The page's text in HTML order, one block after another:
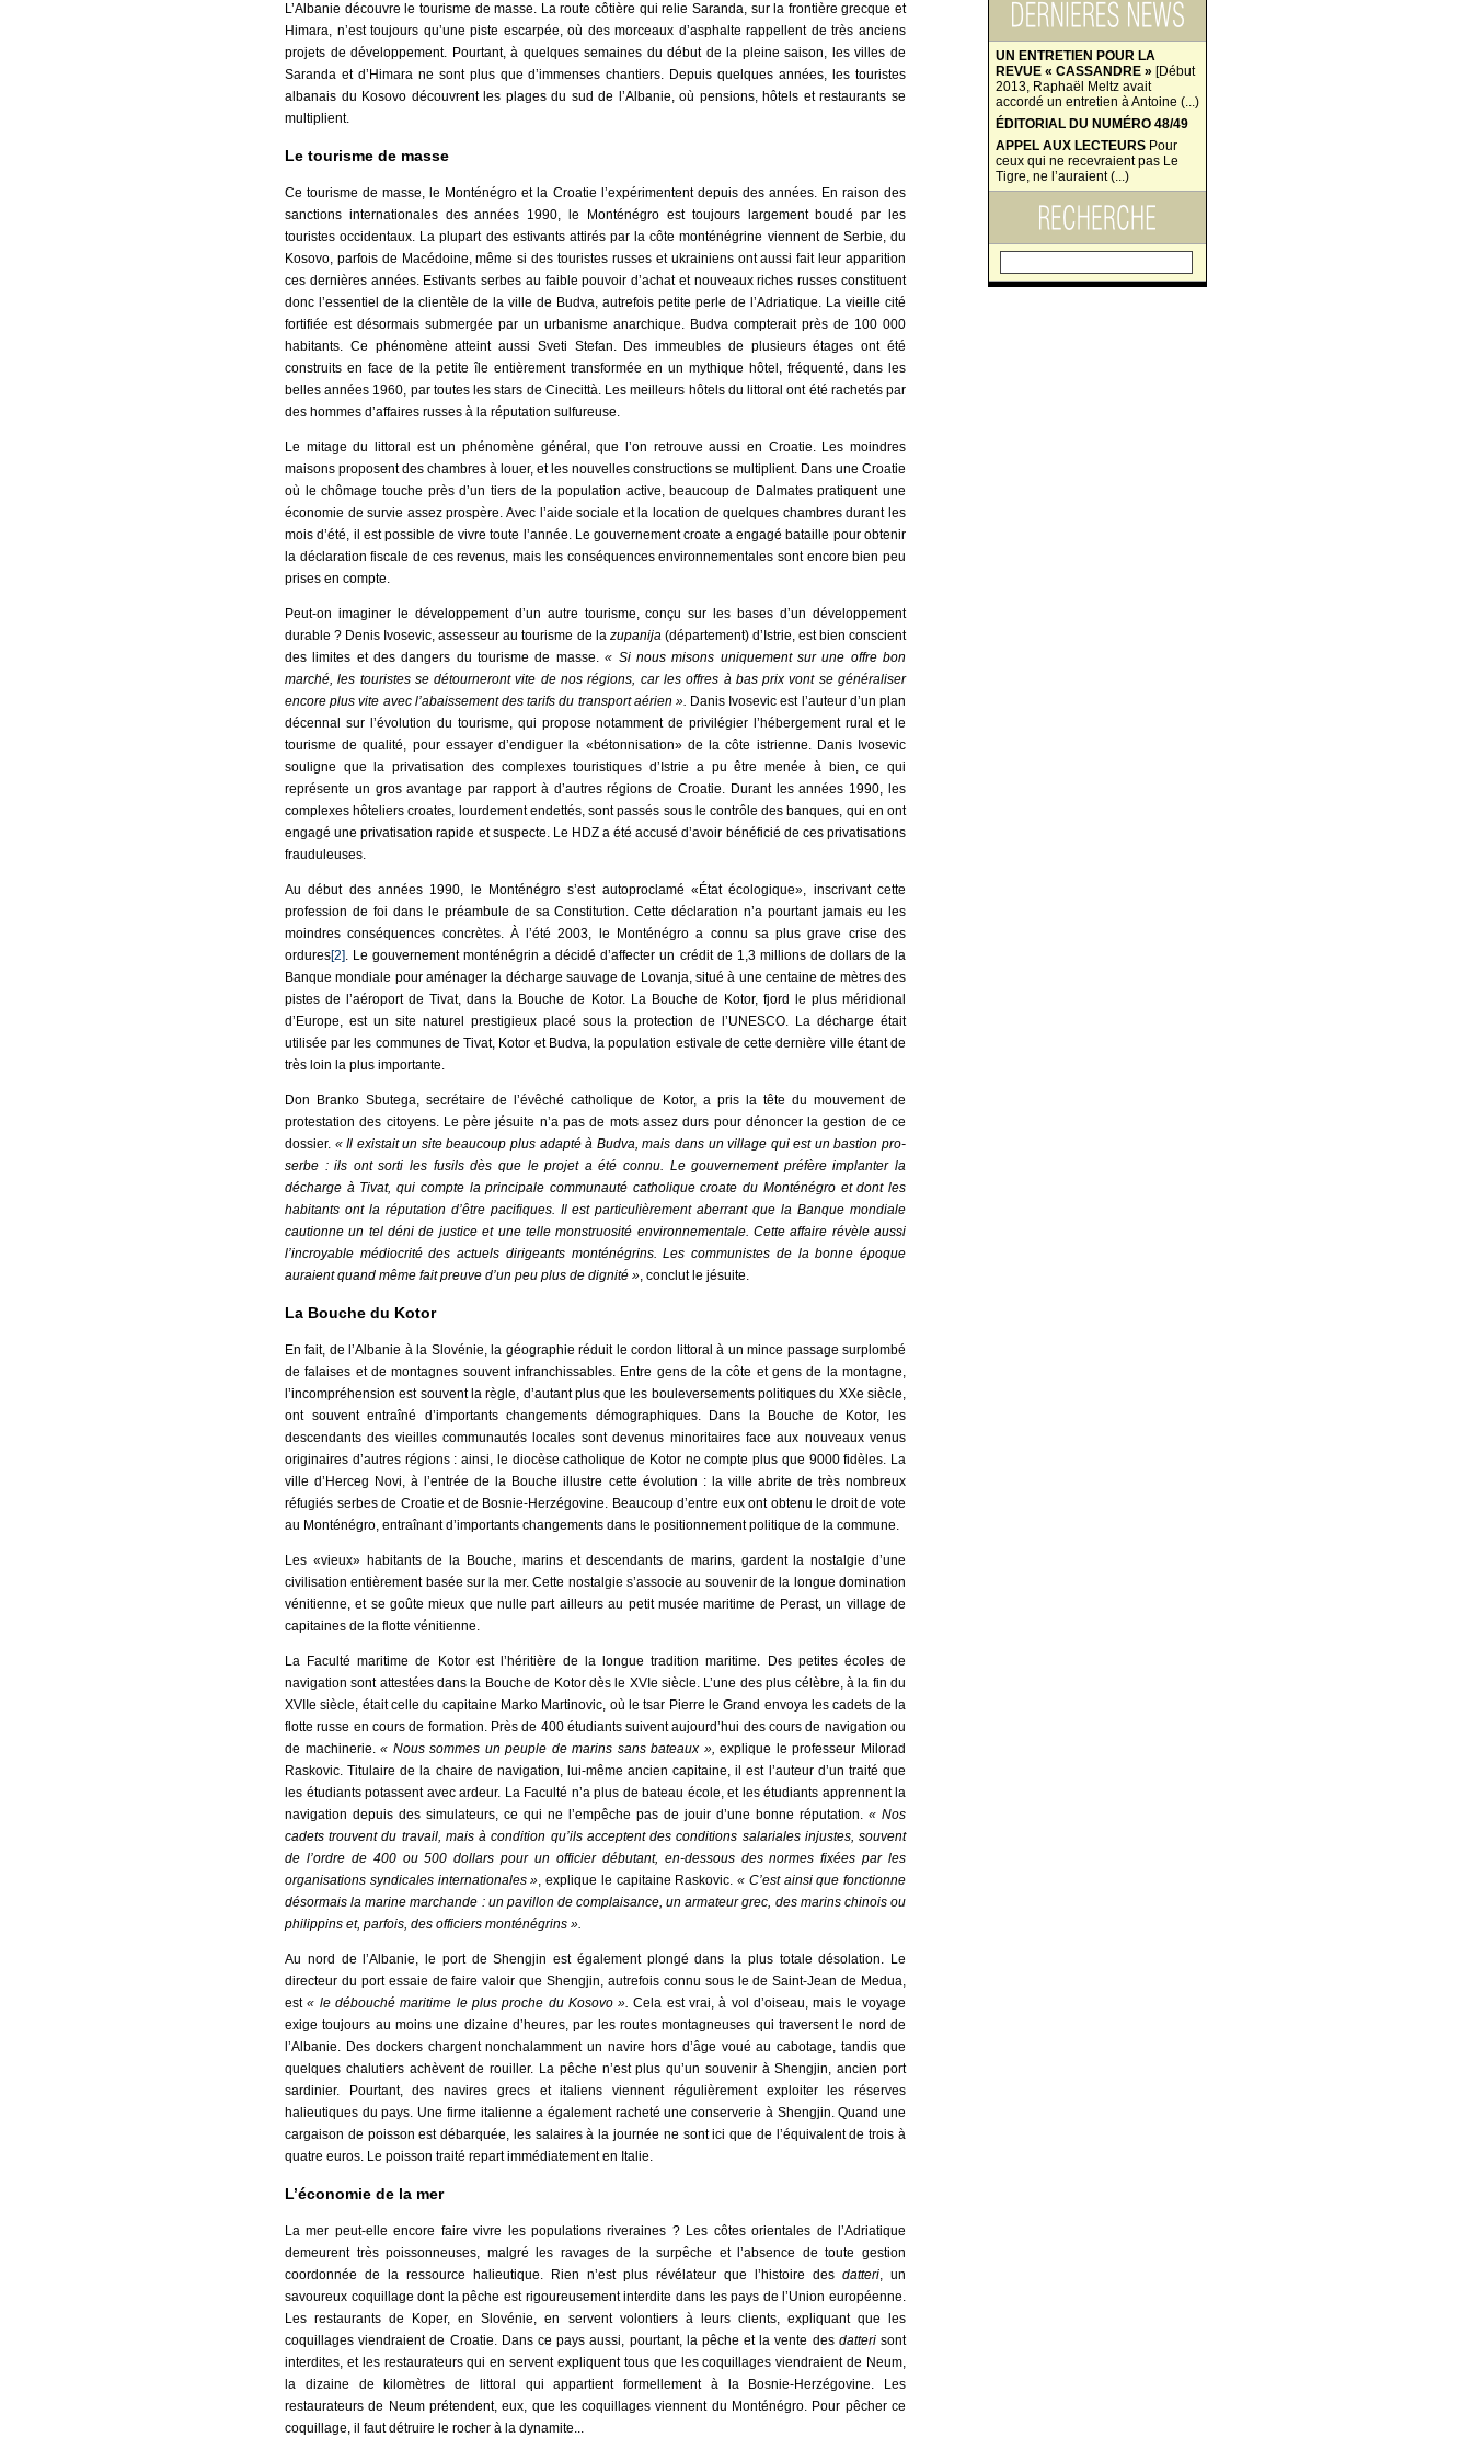
UN ENTRETIEN POUR LA
REVUE « CASSANDRE » [Début
2013, Raphaël Meltz avait
accordé un entretien à Antoine (...)
ÉDITORIAL DU NUMÉRO 48/49
APPEL AUX LECTEURS Pour
ceux qui ne recevraient pas Le
Tigre, ne l’auraient (...)
L’Albanie découvre le tourisme de masse. La route côtière qui relie Saranda, sur la frontière grecque et
Himara, n’est toujours qu’une piste escarpée, où des morceaux d’asphalte rappellent de très anciens
projets de développement. Pourtant, à quelques semaines du début de la pleine saison, les villes de
Saranda et d’Himara ne sont plus que d’immenses chantiers. Depuis quelques années, les touristes
albanais du Kosovo découvrent les plages du sud de l’Albanie, où pensions, hôtels et restaurants se
multiplient.
Le tourisme de masse
Ce tourisme de masse, le Monténégro et la Croatie l’expérimentent depuis des années. En raison des
sanctions internationales des années 1990, le Monténégro est toujours largement boudé par les
touristes occidentaux. La plupart des estivants attirés par la côte monténégrine viennent de Serbie, du
Kosovo, parfois de Macédoine, même si des touristes russes et ukrainiens ont aussi fait leur apparition
ces dernières années. Estivants serbes au faible pouvoir d’achat et nouveaux riches russes constituent
donc l’essentiel de la clientèle de la ville de Budva, autrefois petite perle de l’Adriatique. La vieille cité
fortifiée est désormais submergée par un urbanisme anarchique. Budva compterait près de 100 000
habitants. Ce phénomène atteint aussi Sveti Stefan. Des immeubles de plusieurs étages ont été
construits en face de la petite île entièrement transformée en un mythique hôtel, fréquenté, dans les
belles années 1960, par toutes les stars de Cinecittà. Les meilleurs hôtels du littoral ont été rachetés par
des hommes d’affaires russes à la réputation sulfureuse.
Le mitage du littoral est un phénomène général, que l’on retrouve aussi en Croatie. Les moindres
maisons proposent des chambres à louer, et les nouvelles constructions se multiplient. Dans une Croatie
où le chômage touche près d’un tiers de la population active, beaucoup de Dalmates pratiquent une
économie de survie assez prospère. Avec l’aide sociale et la location de quelques chambres durant les
mois d’été, il est possible de vivre toute l’année. Le gouvernement croate a engagé bataille pour obtenir
la déclaration fiscale de ces revenus, mais les conséquences environnementales sont encore bien peu
prises en compte.
Peut-on imaginer le développement d’un autre tourisme, conçu sur les bases d’un développement
durable ? Denis Ivosevic, assesseur au tourisme de la zupanija(département) d’Istrie, est bien conscient
des limites et des dangers du tourisme de masse.« Si nous misons uniquement sur une offre bon
marché, les touristes se détourneront vite de nos régions, car les offres à bas prix vont se généraliser
encore plus vite avec l’abaissement des tarifs du transport aérien ». Danis Ivosevic est l’auteur d’un plan
décennal sur l’évolution du tourisme, qui propose notamment de privilégier l’hébergement rural et le
tourisme de qualité, pour essayer d’endiguer la «bétonnisation» de la côte istrienne. Danis Ivosevic
souligne que la privatisation des complexes touristiques d’Istrie a pu être menée à bien, ce qui
représente un gros avantage par rapport à d’autres régions de Croatie. Durant les années 1990, les
complexes hôteliers croates, lourdement endettés, sont passés sous le contrôle des banques, qui en ont
engagé une privatisation rapide et suspecte. Le HDZ a été accusé d’avoir bénéficié de ces privatisations
frauduleuses.
Au début des années 1990, le Monténégro s’est autoproclamé «État écologique», inscrivant cette
profession de foi dans le préambule de sa Constitution. Cette déclaration n’a pourtant jamais eu les
moindres conséquences concrètes. À l’été 2003, le Monténégro a connu sa plus grave crise des
ordures[2]. Le gouvernement monténégrin a décidé d’affecter un crédit de 1,3 millions de dollars de la
Banque mondiale pour aménager la décharge sauvage de Lovanja, situé à une centaine de mètres des
pistes de l’aéroport de Tivat, dans la Bouche de Kotor. La Bouche de Kotor, fjord le plus méridional
d’Europe, est un site naturel prestigieux placé sous la protection de l’UNESCO. La décharge était
utilisée par les communes de Tivat, Kotor et Budva, la population estivale de cette dernière ville étant de
très loin la plus importante.
Don Branko Sbutega, secrétaire de l’évêché catholique de Kotor, a pris la tête du mouvement de
protestation des citoyens. Le père jésuite n’a pas de mots assez durs pour dénoncer la gestion de ce
dossier. « Il existait un site beaucoup plus adapté à Budva, mais dans un village qui est un bastion pro-
serbe : ils ont sorti les fusils dès que le projet a été connu. Le gouvernement préfère implanter la
décharge à Tivat, qui compte la principale communauté catholique croate du Monténégro et dont les
habitants ont la réputation d’être pacifiques. Il est particulièrement aberrant que la Banque mondiale
cautionne un tel déni de justice et une telle monstruosité environnementale. Cette affaire révèle aussi
l’incroyable médiocrité des actuels dirigeants monténégrins. Les communistes de la bonne époque
auraient quand même fait preuve d’un peu plus de dignité », conclut le jésuite.
La Bouche du Kotor
En fait, de l’Albanie à la Slovénie, la géographie réduit le cordon littoral à un mince passage surplombé
de falaises et de montagnes souvent infranchissables. Entre gens de la côte et gens de la montagne,
l’incompréhension est souvent la règle, d’autant plus que les bouleversements politiques du XXe siècle,
ont souvent entraîné d’importants changements démographiques. Dans la Bouche de Kotor, les
descendants des vieilles communautés locales sont devenus minoritaires face aux nouveaux venus
originaires d’autres régions : ainsi, le diocèse catholique de Kotor ne compte plus que 9000 fidèles. La
ville d’Herceg Novi, à l’entrée de la Bouche illustre cette évolution : la ville abrite de très nombreux
réfugiés serbes de Croatie et de Bosnie-Herzégovine. Beaucoup d’entre eux ont obtenu le droit de vote
au Monténégro, entraînant d’importants changements dans le positionnement politique de la commune.
Les «vieux» habitants de la Bouche, marins et descendants de marins, gardent la nostalgie d’une
civilisation entièrement basée sur la mer. Cette nostalgie s’associe au souvenir de la longue domination
vénitienne, et se goûte mieux que nulle part ailleurs au petit musée maritime de Perast, un village de
capitaines de la flotte vénitienne.
La Faculté maritime de Kotor est l’héritière de la longue tradition maritime. Des petites écoles de
navigation sont attestées dans la Bouche de Kotor dès le XVIe siècle. L’une des plus célèbre, à la fin du
XVIIe siècle, était celle du capitaine Marko Martinovic, où le tsar Pierre le Grand envoya les cadets de la
flotte russe en cours de formation. Près de 400 étudiants suivent aujourd’hui des cours de navigation ou
de machinerie.« Nous sommes un peuple de marins sans bateaux », explique le professeur Milorad
Raskovic. Titulaire de la chaire de navigation, lui-même ancien capitaine, il est l’auteur d’un traité que
les étudiants potassent avec ardeur. La Faculté n’a plus de bateau école, et les étudiants apprennent la
navigation depuis des simulateurs, ce qui ne l’empêche pas de jouir d’une bonne réputation. « Nos
cadets trouvent du travail, mais à condition qu’ils acceptent des conditions salariales injustes, souvent
de l’ordre de 400 ou 500 dollars pour un officier débutant, en-dessous des normes fixées par les
organisations syndicales internationales », explique le capitaine Raskovic. « C’est ainsi que fonctionne
désormais la marine marchande : un pavillon de complaisance, un armateur grec, des marins chinois ou
philippins et, parfois, des officiers monténégrins ».
Au nord de l’Albanie, le port de Shengjin est également plongé dans la plus totale désolation. Le
directeur du port essaie de faire valoir que Shengjin, autrefois connu sous le de Saint-Jean de Medua,
est« le débouché maritime le plus proche du Kosovo ». Cela est vrai, à vol d’oiseau, mais le voyage
exige toujours au moins une dizaine d’heures, par les routes montagneuses qui traversent le nord de
l’Albanie. Des dockers chargent nonchalamment un navire hors d’âge voué au cabotage, tandis que
quelques chalutiers achèvent de rouiller. La pêche n’est plus qu’un souvenir à Shengjin, ancien port
sardinier. Pourtant, des navires grecs et italiens viennent régulièrement exploiter les réserves
halieutiques du pays. Une firme italienne a également racheté une conserverie à Shengjin. Quand une
cargaison de poisson est débarquée, les salaires à la journée ne sont ici que de l’équivalent de trois à
quatre euros. Le poisson traité repart immédiatement en Italie.
L’économie de la mer
La mer peut-elle encore faire vivre les populations riveraines ? Les côtes orientales de l’Adriatique
demeurent très poissonneuses, malgré les ravages de la surpêche et l’absence de toute gestion
coordonnée de la ressource halieutique. Rien n’est plus révélateur que l’histoire des datteri, un
savoureux coquillage dont la pêche est rigoureusement interdite dans les pays de l’Union européenne.
Les restaurants de Koper, en Slovénie, en servent volontiers à leurs clients, expliquant que les
coquillages viendraient de Croatie. Dans ce pays aussi, pourtant, la pêche et la vente des datterisont
interdites, et les restaurateurs qui en servent expliquent tous que les coquillages viendraient de Neum,
la dizaine de kilomètres de littoral qui appartient formellement à la Bosnie-Herzégovine. Les
restaurateurs de Neum prétendent, eux, que les coquillages viennent du Monténégro. Pour pêcher ce
coquillage, il faut détruire le rocher à la dynamite...